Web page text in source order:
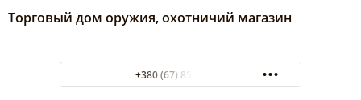
Торговый дом оружия, охотничий магазин
+380 (67) 856-00-77